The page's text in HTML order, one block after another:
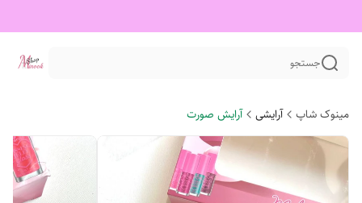
جستجو
مینوک شاپ آرایشی آرایش صورت